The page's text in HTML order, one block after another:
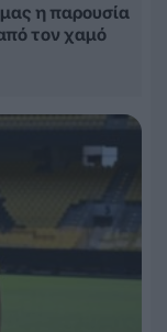
η παρουσία
τον χαμό